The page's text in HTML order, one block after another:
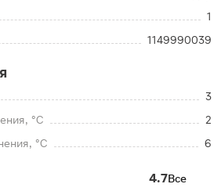
1
1149990039
3
°C
2
°C
6
4.7Все